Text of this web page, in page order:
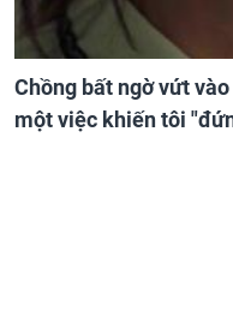
Chồng bất ngờ vứt
một việc khiến tôi